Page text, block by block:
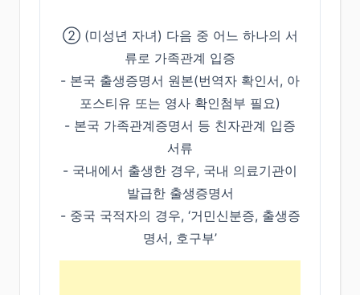
➁ (미성년 자녀) 다음 중 어느 하나의 서
류로 가족관계 입증
- 본국 출생증명서 원본(번역자 확인서, 아
포스티유 또는 영사 확인첨부 필요)
- 본국 가족관계증명서 등 친자관계 입증
서류
- 국내에서 출생한 경우, 국내 의료기관이
발급한 출생증명서
- 중국 국적자의 경우, ‘거민신분증, 출생증
명서, 호구부’